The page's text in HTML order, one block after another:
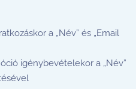
a „Név” és „Email
igénybevételekor a „Név”